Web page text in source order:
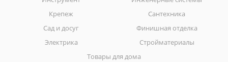
Крепеж
Сантехника
Сад и досуг
Финишная отделка
Электрика
Стройматериалы
Товары для дома